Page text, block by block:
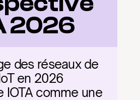
2026
des réseaux de
en 2026
IOTA comme une